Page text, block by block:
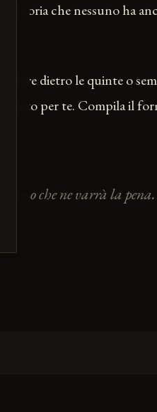
storia che nessuno ha
dietro le quinte o
posto per te. Compila il
che ne varrà la pena.